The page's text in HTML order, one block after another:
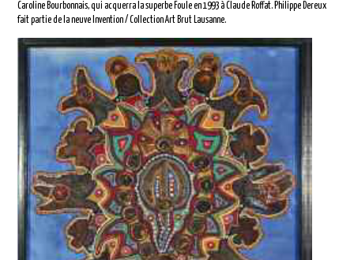
Caroline Bourbonnais, qui acquerra la superbe Foule en 1993 à Claude Roffat. Philippe Dereux
fait partie de la neuve Invention / Collection Art Brut Lausanne.